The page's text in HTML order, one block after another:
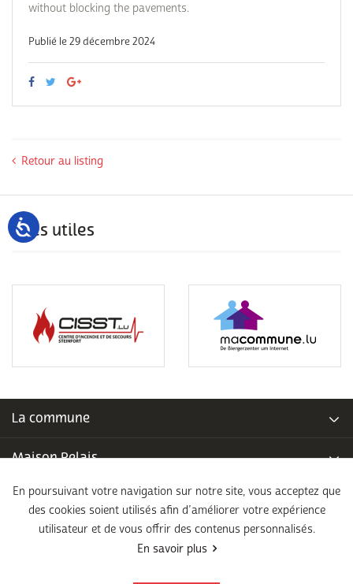
without blocking the pavements.
Publié le 29 décembre 2024
Retour au listing
Sites utiles
La commune
Maison Relais
Piscine communale
École fondamentale
En poursuivant votre navigation sur notre site, vous acceptez que
des cookies soient utilisés afin d’améliorer votre expérience
utilisateur et de vous offrir des contenus personnalisés.
En savoir plus